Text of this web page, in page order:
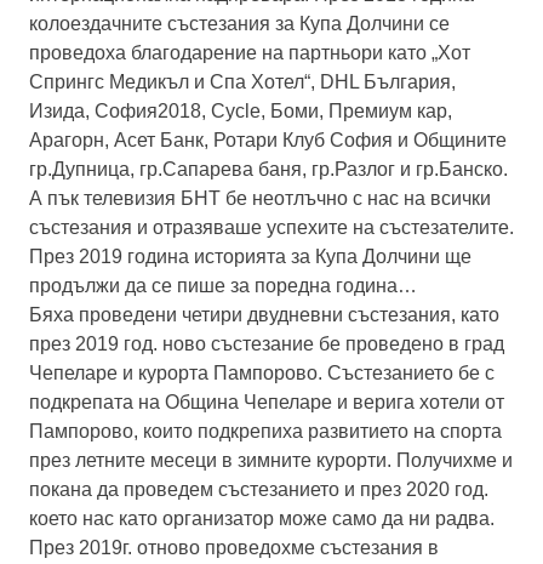
колоездачните състезания за Купа Долчини се
проведоха благодарение на партньори като „Хот
Спрингс Медикъл и Спа Хотел“, DHL България,
Изида, София2018, Cycle, Боми, Премиум кар,
Арагорн, Асет Банк, Ротари Клуб София и Общините
гр.Дупница, гр.Сапарева баня, гр.Разлог и гр.Банско.
А пък телевизия БНТ бе неотлъчно с нас на всички
състезания и отразяваше успехите на състезателите.
През 2019 година историята за Купа Долчини ще
продължи да се пише за поредна година…
Бяха проведени четири двудневни състезания, като
през 2019 год. ново състезание бе проведено в град
Чепеларе и курорта Пампорово. Състезанието бе с
подкрепата на Община Чепеларе и верига хотели от
Пампорово, които подкрепиха развитието на спорта
през летните месеци в зимните курорти. Получихме и
покана да проведем състезанието и през 2020 год.
което нас като организатор може само да ни радва.
През 2019г. отново проведохме състезания в